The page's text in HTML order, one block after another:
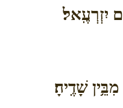
יִזְרְעֶֽאל׃
שָׁדֶֽיהָ׃